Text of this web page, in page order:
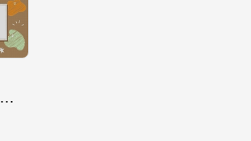
콘텐츠 제작자를 위한 문화다양성의 이해